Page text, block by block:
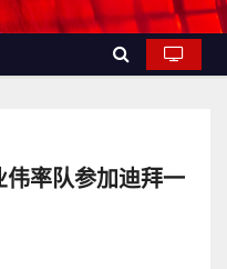
伟率队参加迪拜一